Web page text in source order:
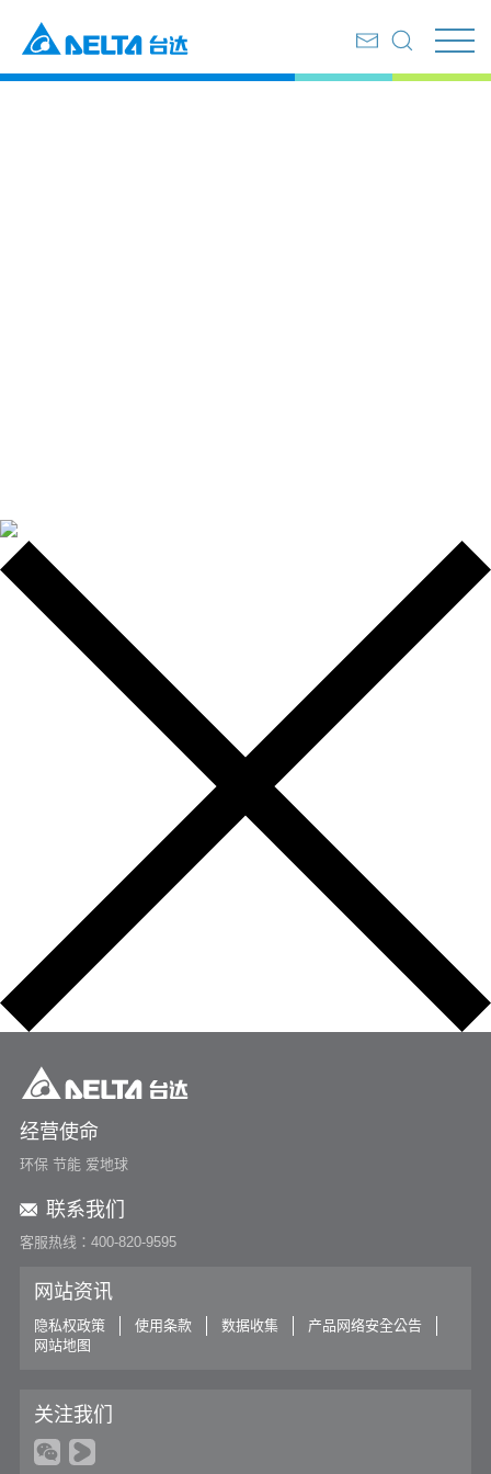
经营使命
环保 节能 爱地球
联系我们
客服热线：400-820-9595
网站资讯
隐私权政策 使用条款 数据收集
产品网络安全公告
网站地图
关注我们